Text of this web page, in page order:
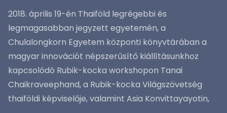
2018. április 19-én Thaiföld legrégebbi és
legmagasabban jegyzett egyetemén, a
Chulalongkorn Egyetem központi könyvtárában a
magyar innovációt népszerűsítő kiállításunkhoz
kapcsolódó Rubik-kocka workshopon Tanai
Chaikraveephand, a Rubik-kocka Világszövetség
thaiföldi képviselője, valamint Asia Konvittayayotin,